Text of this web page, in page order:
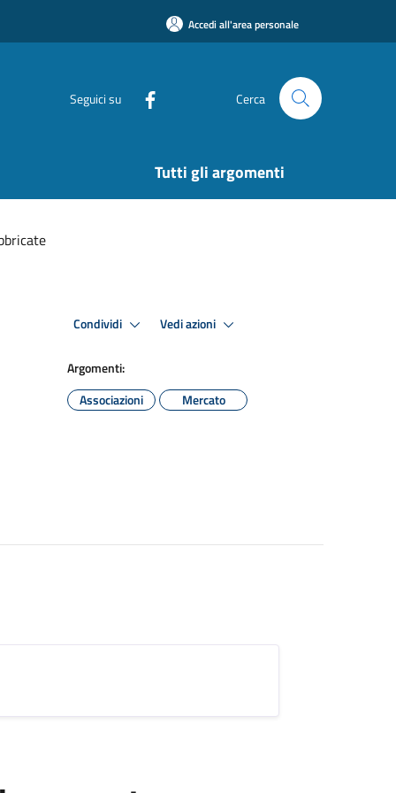
Accedi all'area personale
Seguici su Cerca
Tutti gli argomenti
Condividi Vedi azioni
Argomenti:
Associazioni
Mercato